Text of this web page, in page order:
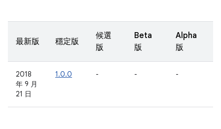
最新版 穩定版
候選
版
Beta
版
Alpha
版
2018
年 9 月
21 日
1.0.0 - - -